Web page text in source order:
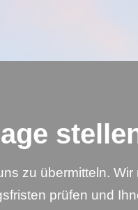
zu übermitteln.
prüfen und